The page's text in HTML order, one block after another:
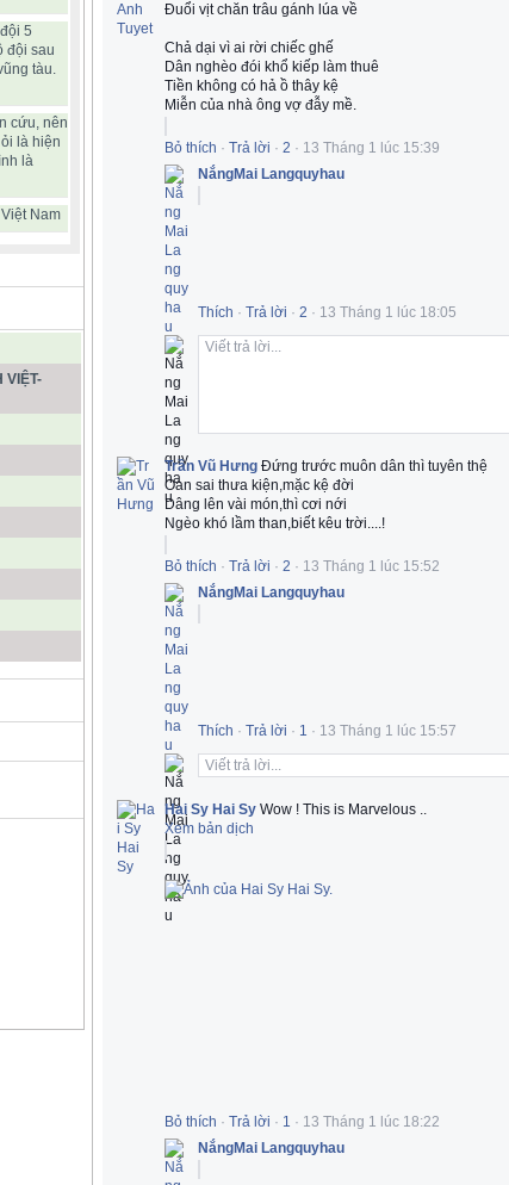
5
đội sau
tàu.
cứu, nên
là hiện
là
Nam
VIỆT-
Đuổi vịt chăn trâu gánh lúa về
Chả dại vì ai rời chiếc ghế
Dân nghèo đói khổ kiếp làm thuê
Tiền không có hả ồ thây kệ
Miễn của nhà ông vợ đẫy mề.
Bỏ thích · Trả lời · 2 · 13 Tháng 1 lúc 15:39
NắngMai Langquyhau
Thích · Trả lời · 2 · 13 Tháng 1 lúc 18:05
Viết trả lời...
Trần Vũ Hưng Đứng trước muôn dân thì tuyên thệ
Oan sai thưa kiện,mặc kệ đời
Dâng lên vài món,thì cơi nới
Ngèo khó lầm than,biết kêu trời....!
Bỏ thích · Trả lời · 2 · 13 Tháng 1 lúc 15:52
NắngMai Langquyhau
Thích · Trả lời · 1 · 13 Tháng 1 lúc 15:57
Viết trả lời...
Hai Sy Hai Sy Wow ! This is Marvelous ..
Xem bản dịch
Bỏ thích · Trả lời · 1 · 13 Tháng 1 lúc 18:22
NắngMai Langquyhau